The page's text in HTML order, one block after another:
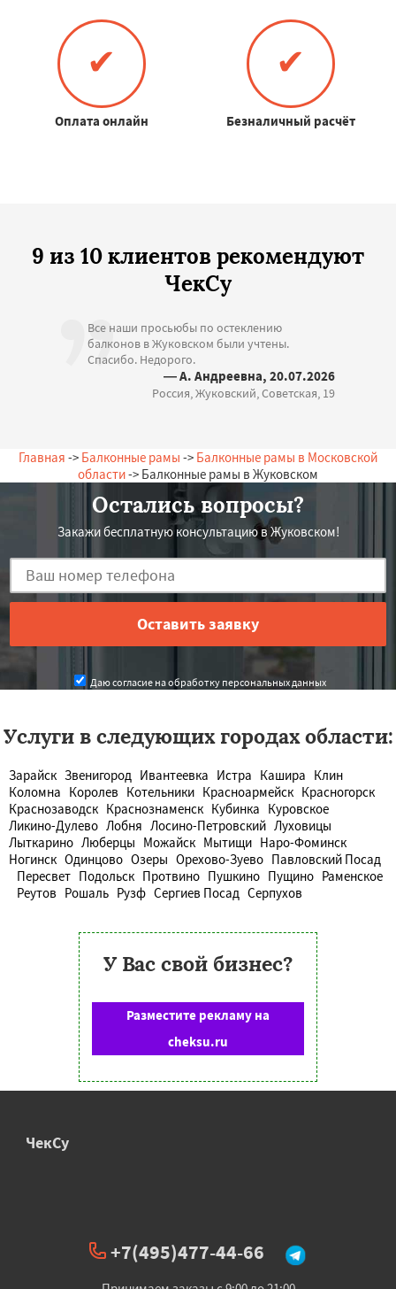
✔
Оплата онлайн
✔
Безналичный расчёт
9 из 10 клиентов рекомендуют
ЧекСу
Все наши просьюбы по остеклению
балконов в Жуковском были учтены.
Спасибо. Недорого.
— А. Андреевна, 20.07.2026
Россия, Жуковский, Советская, 19
Главная -> Балконные рамы -> Балконные рамы в Московской
области-> Балконные рамы в Жуковском
Остались вопросы?
Закажи бесплатную консультацию в Жуковском!
Даю согласие на обработку персональных данных
Услуги в следующих городах области:
Зарайск Звенигород Ивантеевка Истра Кашира Клин
Коломна Королев Котельники Красноармейск Красногорск
Краснозаводск Краснознаменск Кубинка Куровское
Ликино-Дулево Лобня Лосино-Петровский Луховицы
Лыткарино Люберцы Можайск Мытищи Наро-Фоминск
Ногинск Одинцово Озеры Орехово-Зуево Павловский Посад
Пересвет Подольск Протвино Пушкино Пущино Раменское
Реутов Рошаль Рузф Сергиев Посад Серпухов
У Вас свой бизнес?
Разместите рекламу на
cheksu.ru
ЧекСу
+7(495)477-44-66